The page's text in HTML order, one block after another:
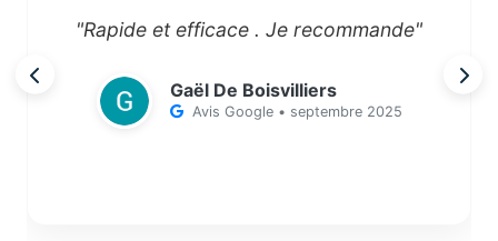
"Rapide et efficace . Je recommande"
Gaël De Boisvilliers
Avis Google • septembre 2025